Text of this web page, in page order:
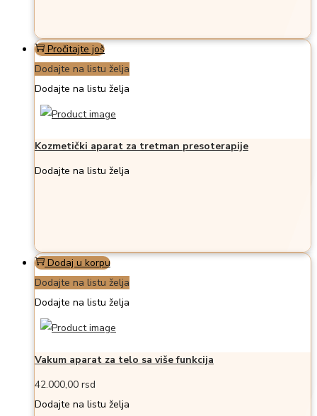
Pročitajte još
Dodajte na listu želja
Dodajte na listu želja
Kozmetički aparat za tretman presoterapije
Dodajte na listu želja
Dodaj u korpu
Dodajte na listu želja
Dodajte na listu želja
Vakum aparat za telo sa više funkcija
42.000,00 rsd
Dodajte na listu želja